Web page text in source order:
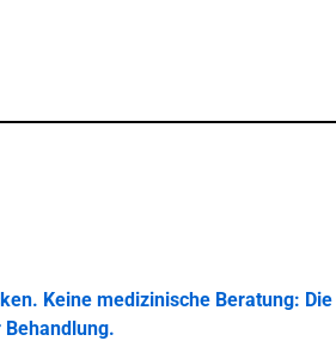
Keine medizinische Beratung: